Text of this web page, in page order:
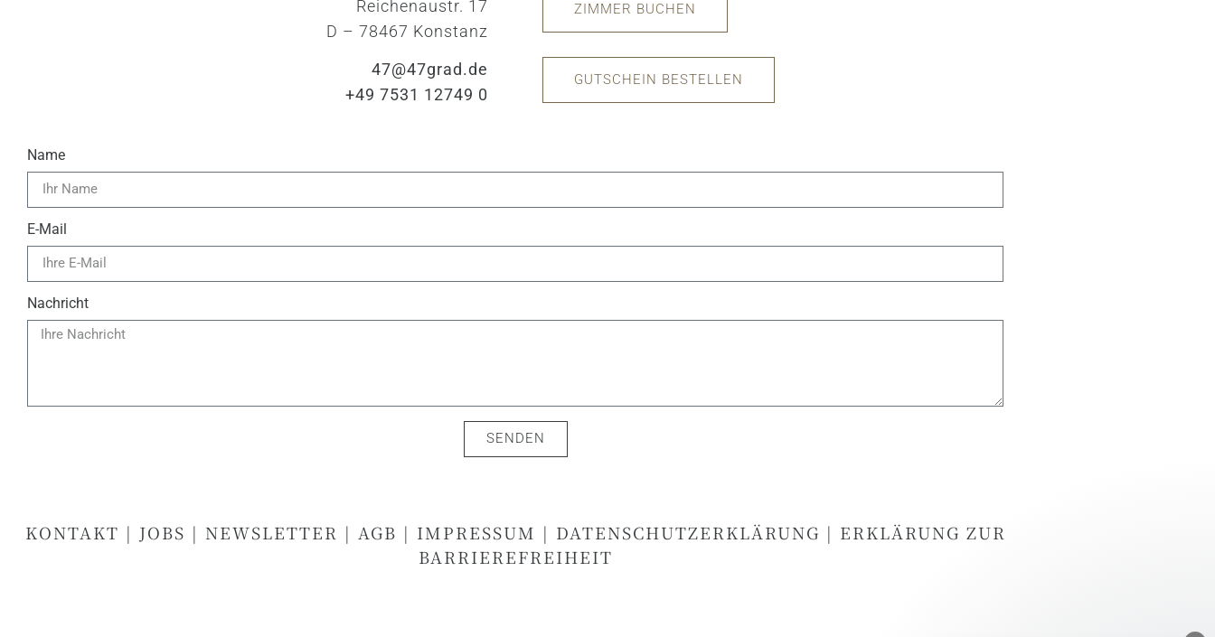
Reichenaustr. 17
D – 78467 Konstanz
47@47grad.de
+49 7531 12749 0
ZIMMER BUCHEN
GUTSCHEIN BESTELLEN
Name
E-Mail
Nachricht
SENDEN
KONTAKT | JOBS | NEWSLETTER | AGB | IMPRESSUM | DATENSCHUTZERKLÄRUNG | ERKLÄRUNG ZUR
BARRIEREFREIHEIT